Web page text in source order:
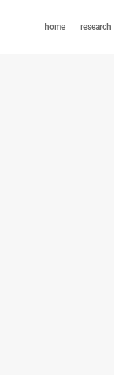
home research